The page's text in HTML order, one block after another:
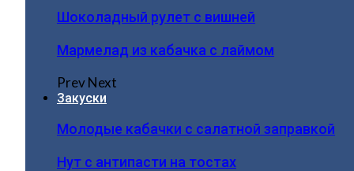
Шоколадный рулет с вишней
Мармелад из кабачка с лаймом
PrevNext
Закуски
Молодые кабачки с салатной заправкой
Нут с антипасти на тостах